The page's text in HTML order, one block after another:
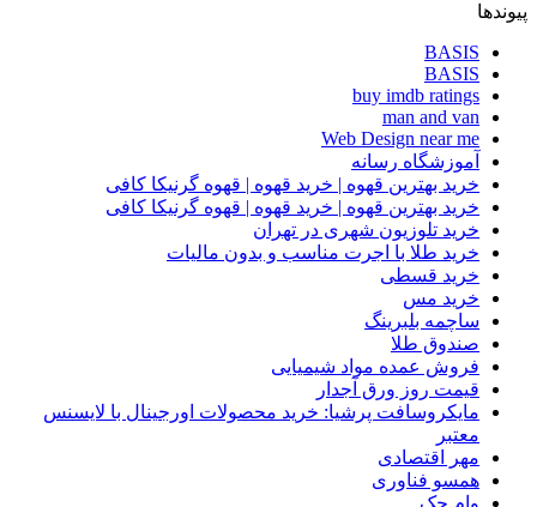
پیوندها
BASIS
BASIS
buy imdb ratings
man and van
Web Design near me
آموزشگاه رسانه
خرید بهترین قهوه | خرید قهوه | قهوه گرنیکا کافی
خرید بهترین قهوه | خرید قهوه | قهوه گرنیکا کافی
خرید تلوزیون شهری در تهران
خرید طلا با اجرت مناسب و بدون مالیات
خرید قسطی
خرید مس
ساچمه بلبرینگ
صندوق طلا
فروش عمده مواد شیمیایی
قیمت روز ورق آجدار
مایکروسافت پرشیا: خرید محصولات اورجینال با لایسنس
معتبر
مهر اقتصادی
همسو فناوری